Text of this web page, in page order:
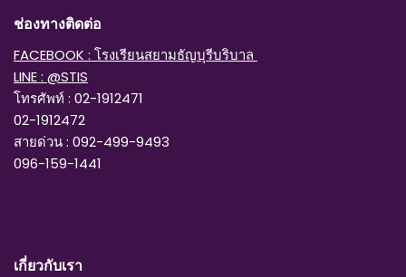
ช่องทางติดต่อ
FACEBOOK : โรงเรียนสยามธัญบุรีบริบาล
LINE : @STIS
โทรศัพท์ : 02-1912471
02-1912472
สายด่วน : 092-499-9493
096-159-1441
เกี่ยวกับเรา